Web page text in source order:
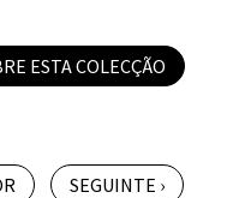
ESTA COLECÇÃO
SEGUINTE ›